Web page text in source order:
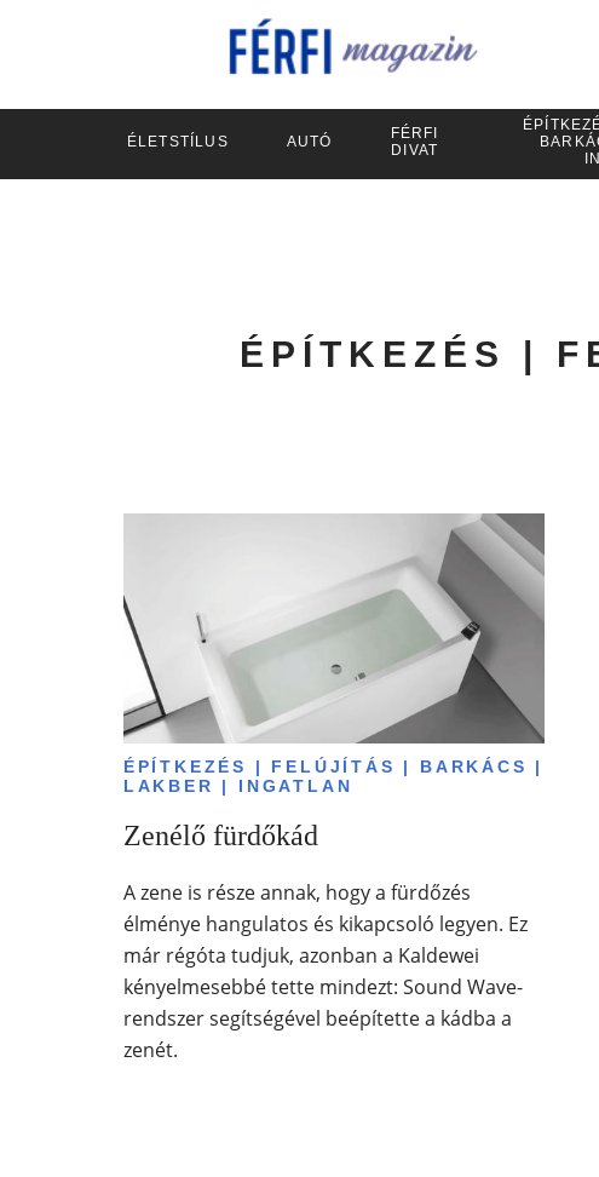
ÉLETSTÍLUS AUTÓ
FÉRFI
DIVAT
ÉPÍTKEZÉS |
ÉPÍTKEZÉS | FELÚJÍTÁS | BARKÁCS |
LAKBER | INGATLAN
Zenélő fürdőkád
A zene is része annak, hogy a fürdőzés
élménye hangulatos és kikapcsoló legyen. Ez
már régóta tudjuk, azonban a Kaldewei
kényelmesebbé tette mindezt: Sound Wave-
rendszer segítségével beépítette a kádba a
zenét.